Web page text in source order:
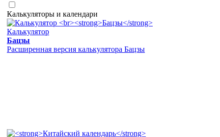
Калькуляторы и календари
Калькулятор
Бацзы
Расширенная версия калькулятора Бацзы